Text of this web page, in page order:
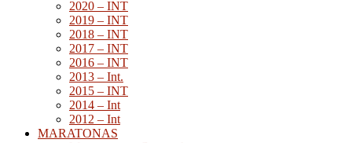
2020 – INT
2019 – INT
2018 – INT
2017 – INT
2016 – INT
2013 – Int.
2015 – INT
2014 – Int
2012 – Int
MARATONAS